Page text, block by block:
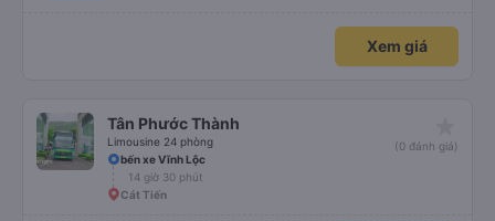
.và 1 trạm. Dùng cho mn ăn ún. Dù 2 trạm dùng ở cây xăng để xe nộp nhiên
liệu và cho mn đi wc nhưng nhà wc của cây xăng nhà xe này dùng rất chi là
phát triển mạnh hơn🥰
Xem giá
Tân Phước Thành
Limousine 24 phòng
(0 đánh giá)
bến xe Vĩnh Lộc
14 giờ 30 phút
Cát Tiến